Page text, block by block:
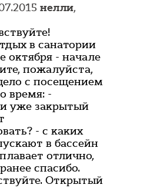
нелли,
в санатории
октября - начале
пожалуйста,
с посещением
время: -
уже закрытый
- с каких
в бассейн
отлично,
спасибо.
Открытый